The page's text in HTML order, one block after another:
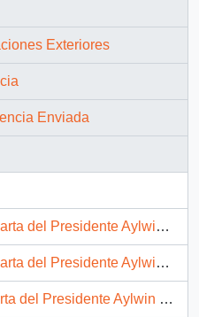
Exteriores
Enviada
Primer Ministro República Federal de Alemania, enviando agradecimientos].
Reino de Bélgica, agradeciendo la representación de su país en la transmisión de mando].
al Presidente de la República Argentina, enviando sus saludos].